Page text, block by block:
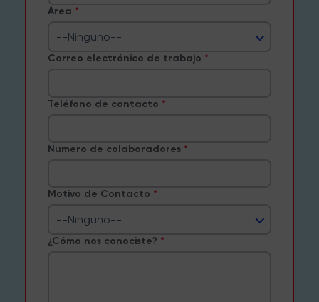
Área
--Ninguno--
Correo electrónico de trabajo
Teléfono de contacto
Numero de colaboradores
Motivo de Contacto
--Ninguno--
¿Cómo nos conociste?